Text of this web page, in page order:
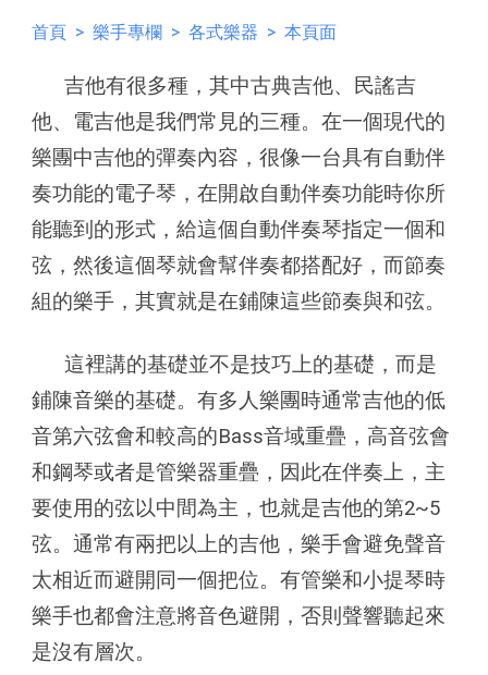
首頁 >樂手專欄 >各式樂器 > 本頁面
吉他有很多種，其中古典吉他、民謠吉
他、電吉他是我們常見的三種。在一個現代的
樂團中吉他的彈奏內容，很像一台具有自動伴
奏功能的電子琴，在開啟自動伴奏功能時你所
能聽到的形式，給這個自動伴奏琴指定一個和
弦，然後這個琴就會幫伴奏都搭配好，而節奏
組的樂手，其實就是在鋪陳這些節奏與和弦。
這裡講的基礎並不是技巧上的基礎，而是
鋪陳音樂的基礎。有多人樂團時通常吉他的低
音第六弦會和較高的Bass音域重疊，高音弦會
和鋼琴或者是管樂器重疊，因此在伴奏上，主
要使用的弦以中間為主，也就是吉他的第2~5
弦。通常有兩把以上的吉他，樂手會避免聲音
太相近而避開同一個把位。有管樂和小提琴時
樂手也都會注意將音色避開，否則聲響聽起來
是沒有層次。